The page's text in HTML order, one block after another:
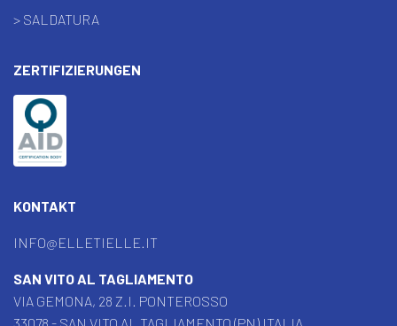
> SALDATURA
ZERTIFIZIERUNGEN
KONTAKT
INFO@ELLETIELLE.IT
SAN VITO AL TAGLIAMENTO
VIA GEMONA, 28 Z.I. PONTEROSSO